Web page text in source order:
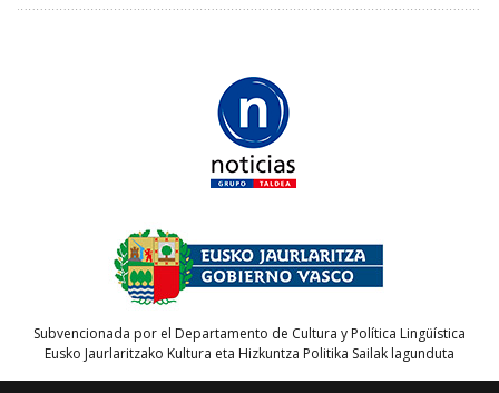
Subvencionada por el Departamento de Cultura y Política Lingüística
Eusko Jaurlaritzako Kultura eta Hizkuntza Politika Sailak lagunduta